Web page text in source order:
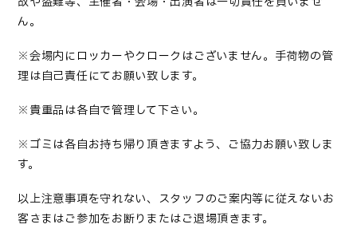
ん。
※会場内にロッカーやクロークはございません。手荷物の管
理は自己責任にてお願い致します。
※貴重品は各自で管理して下さい。
※ゴミは各自お持ち帰り頂きますよう、ご協力お願い致しま
す。
以上注意事項を守れない、スタッフのご案内等に従えないお
客さまはご参加をお断りまたはご退場頂きます。